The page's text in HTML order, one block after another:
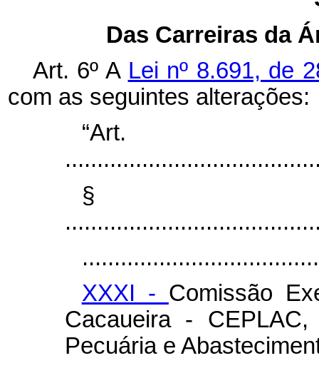
Das Carreiras da
Art. 6º A Lei nº 8.691, de
com as seguintes alterações:
§
XXXI - Comissão
Cacaueira -
Pecuária e